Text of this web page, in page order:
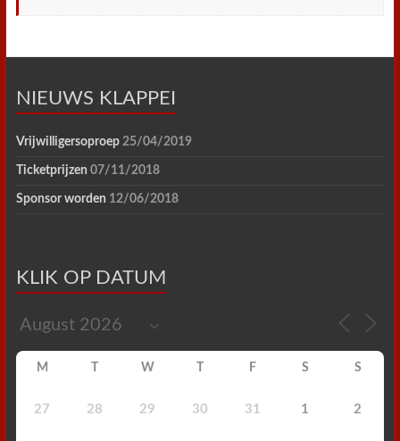
NIEUWS KLAPPEI
Vrijwilligersoproep 25/04/2019
Ticketprijzen 07/11/2018
Sponsor worden 12/06/2018
KLIK OP DATUM
M W F S S
27 28 29 30 31 1 2